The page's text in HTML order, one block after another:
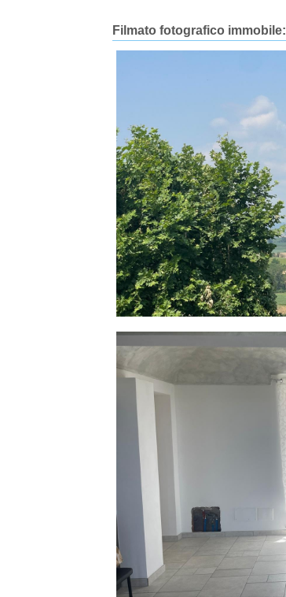
Filmato fotografico immobile: